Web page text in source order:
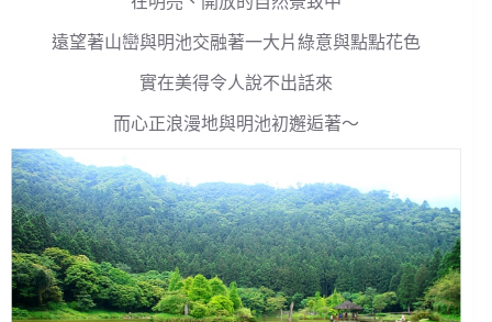
遠望著山巒與明池交融著一大片綠意與點點花色
實在美得令人說不出話來
而心正浪漫地與明池初邂逅著～